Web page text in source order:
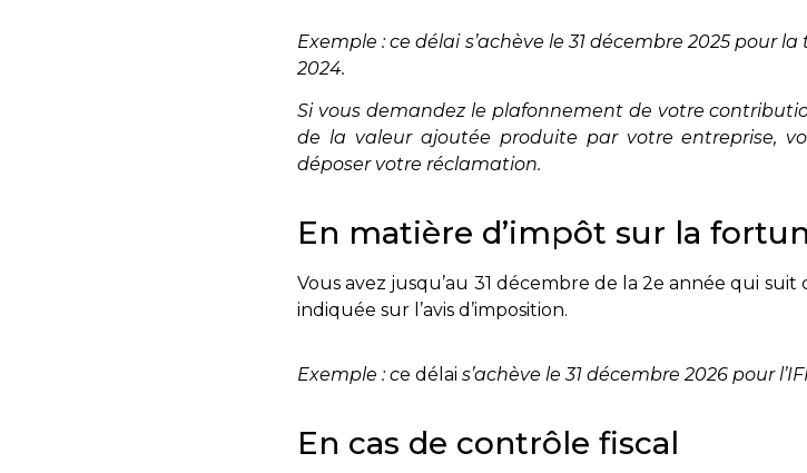
Exemple : ce délai s’achève le 31 décembre 2025 pour
2024.
Si vous demandez le plafonnement de votre
de la valeur ajoutée produite par votre entreprise,
déposer votre réclamation.
En matière d’impôt sur la
Vous avez jusqu’au 31 décembre de la 2e année qui
indiquée sur l’avis d’imposition.
Exemple : ce délai s’achève le 31 décembre 2026 pour
En cas de contrôle fiscal